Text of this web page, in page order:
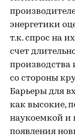
энергетики
т.к. спрос на
счет
производства
со стороны
Барьеры для
как высокие,
наукоемкой и
появления